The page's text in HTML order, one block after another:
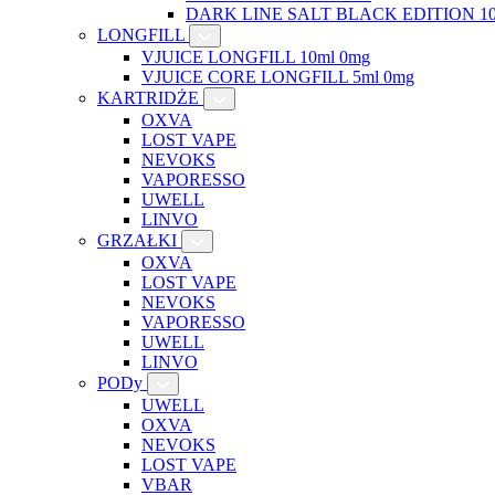
DARK LINE SALT BLACK EDITION
LONGFILL
VJUICE LONGFILL 10ml 0mg
VJUICE CORE LONGFILL 5ml 0mg
KARTRIDŻE
OXVA
LOST VAPE
NEVOKS
VAPORESSO
UWELL
LINVO
GRZAŁKI
OXVA
LOST VAPE
NEVOKS
VAPORESSO
UWELL
LINVO
PODy
UWELL
OXVA
NEVOKS
LOST VAPE
VBAR